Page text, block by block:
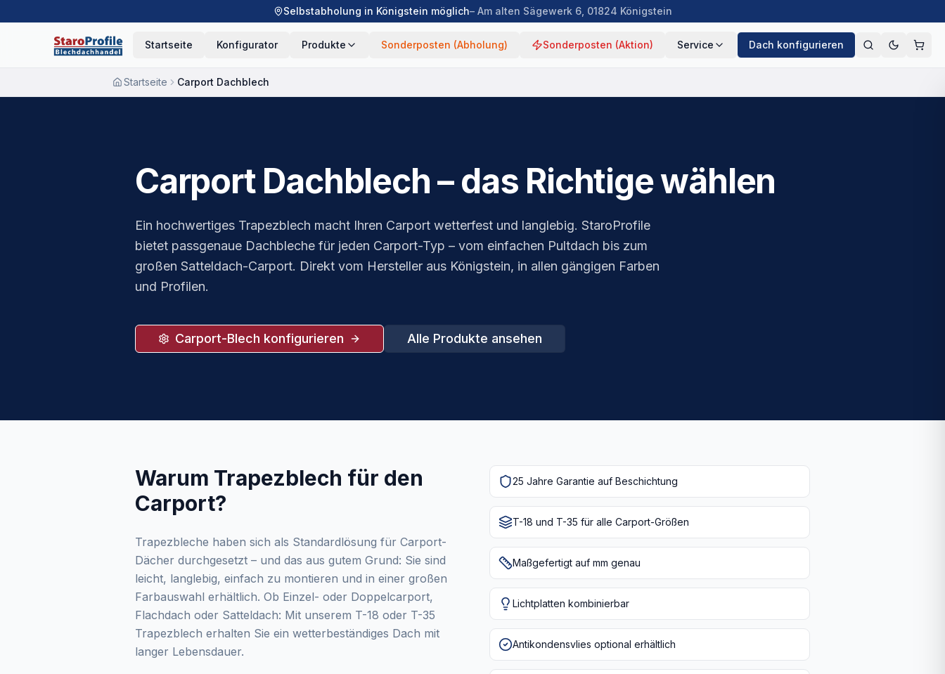
Selbstabholung in Königstein möglich– Am alten Sägewerk 6, 01824 Königstein
Startseite Konfigurator Produkte Sonderposten (Abholung) Sonderposten (Aktion) Service Dach konfigurieren
Startseite Carport Dachblech
Carport Dachblech – das Richtige wählen
Ein hochwertiges Trapezblech macht Ihren Carport wetterfest und langlebig. StaroProfile
bietet passgenaue Dachbleche für jeden Carport-Typ – vom einfachen Pultdach bis zum
großen Satteldach-Carport. Direkt vom Hersteller aus Königstein, in allen gängigen Farben
und Profilen.
Carport-Blech konfigurieren Alle Produkte ansehen
Warum Trapezblech für den
Carport?
Trapezbleche haben sich als Standardlösung für Carport-
Dächer durchgesetzt – und das aus gutem Grund: Sie sind
leicht, langlebig, einfach zu montieren und in einer großen
Farbauswahl erhältlich. Ob Einzel- oder Doppelcarport,
Flachdach oder Satteldach: Mit unserem T-18 oder T-35
Trapezblech erhalten Sie ein wetterbeständiges Dach mit
langer Lebensdauer.
25 Jahre Garantie auf Beschichtung
T-18 und T-35 für alle Carport-Größen
Maßgefertigt auf mm genau
Lichtplatten kombinierbar
Antikondensvlies optional erhältlich